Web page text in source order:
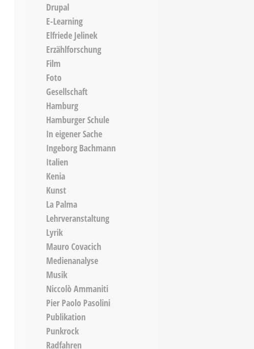
Drupal
E-Learning
Elfriede Jelinek
Erzählforschung
Film
Foto
Gesellschaft
Hamburg
Hamburger Schule
In eigener Sache
Ingeborg Bachmann
Italien
Kenia
Kunst
La Palma
Lehrveranstaltung
Lyrik
Mauro Covacich
Medienanalyse
Musik
Niccolò Ammaniti
Pier Paolo Pasolini
Publikation
Punkrock
Radfahren